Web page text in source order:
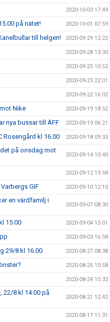
2020-10-03 17:49
på nätet! 2020-10-01 07:59
till helgen! 2020-09-29 12:22
2020-09-28 13:30
2020-09-25 10:52
2020-09-23 22:01
2020-09-22 16:02
Nike 2020-09-19 18:52
nya bussar till ÄFF 2020-09-19 06:21
Rosengård kl 16.00 2020-09-18 09:33
på onsdag mot
2020-09-14 10:40
2020-09-12 19:58
GIF 2020-09-10 12:10
en värdfamilj i
2020-09-07 08:30
15.00 2020-09-04 15:01
2020-09-03 16:58
29/8 kl 16.00 2020-08-27 08:38
2020-08-25 10:58
2020-08-24 15:32
22/8 kl 14.00 på
2020-08-21 12:42
2020-08-17 11:31